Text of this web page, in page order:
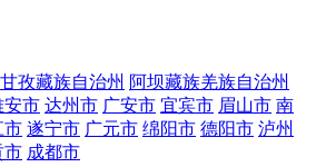
甘孜藏族自治州 阿坝藏族羌族自治州
安市 达州市 广安市 宜宾市 眉山市 南
市 遂宁市 广元市 绵阳市 德阳市 泸州
市 成都市